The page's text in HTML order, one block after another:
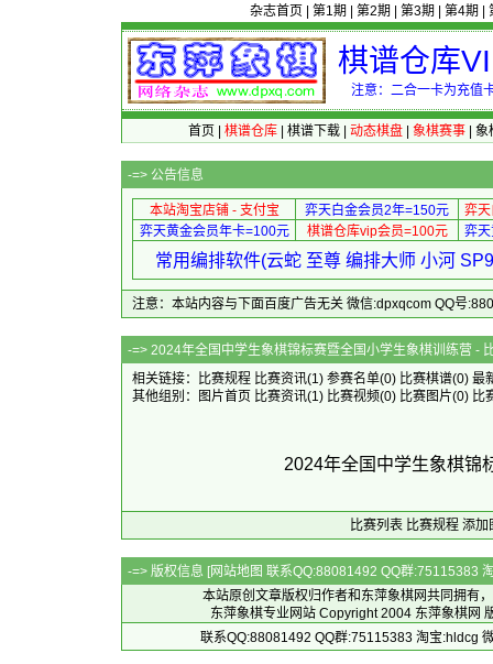
杂志首页 第1期 第2期 第3期 第4期
棋谱仓库
注意：二合一卡为充值
首页 棋谱仓库| 棋谱下载| 动态棋盘| 象棋赛事| 象
-=> 公告信息
本站淘宝店铺 - 支付宝 弈天白金会员2年=150元
弈
弈天黄金会员年卡=100元
棋谱仓库vip会员=100元 弈
常用编排软件(云蛇 至尊 编排大师 小河
注意：本站内容与下面百度广告无关 微信:dpxqcom QQ号
-=> 2024年全国中学生象棋锦标赛暨全
相关链接：
比赛规程 比赛资讯(1) 参赛名单(0) 比赛棋谱(0) 最
其他组别： 图片首页 比赛资讯(1) 比赛视频(0) 比赛图片(0) 比
2024年全国中学生象棋锦
比赛列表 比赛规程 添加
-=> 版权信息 [网站地图 联系QQ:88081492 QQ群:75115383
本站原创文章版权归作者和 东萍象棋网共同拥有
东萍象棋专业网站 Copyright 2004 东萍象棋网
联系QQ:88081492 QQ群:75115383 淘宝:hldcg